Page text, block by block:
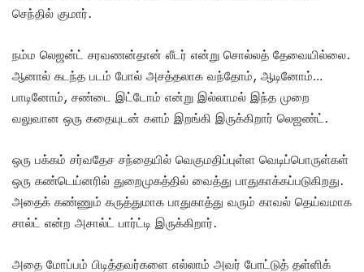
செந்தில் குமார்.
நம்ம லெஜன்ட் சரவணன்தான் லீடர் என்று சொல்லத் தேவையில்லை.
ஆனால் கடந்த படம் போல் அசத்தலாக வந்தோம், ஆடினோம்…
பாடினோம், சண்டை இட்டோம் என்று இல்லாமல் இந்த முறை
வலுவான ஒரு கதையுடன் களம் இறங்கி இருக்கிறார் லெஜண்ட்.
ஒரு பக்கம் சர்வதேச சந்தையில் வெகுமதிப்புள்ள வெடிப்பொருள்கள்
ஒரு கண்டெய்னரில் துறைமுகத்தில் வைத்து பாதுகாக்கப்படுகிறது.
அதைக் கண்ணும் கருத்துமாக பாதுகாத்து வரும் காவல் தெய்வமாக
சால்ட் என்ற அசால்ட் பார்ட்டி இருக்கிறார்.
அதை மோப்பம் பிடித்தவர்களை எல்லாம் அவர் போட்டுத் தள்ளிக்